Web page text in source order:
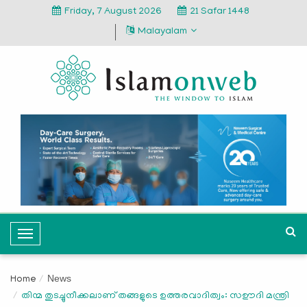
Friday, 7 August 2026
21 Safar 1448
Malayalam
T
o
g
l
Home News
തിന്മ തുടച്ചുനീക്കലാണ് തങ്ങളുടെ ഉത്തരവാദിത്വം: സഊദി മന്ത്രി